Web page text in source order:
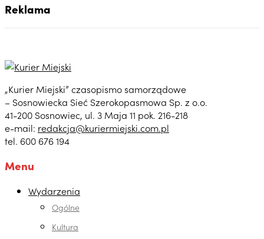
Reklama
„Kurier Miejski” czasopismo samorządowe
– Sosnowiecka Sieć Szerokopasmowa Sp. z o.o.
41-200 Sosnowiec, ul. 3 Maja 11 pok. 216-218
e-mail: redakcja@kuriermiejski.com.pl
tel. 600 676 194
Menu
Wydarzenia
Ogólne
Kultura